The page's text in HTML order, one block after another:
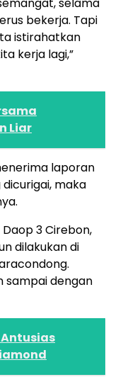
selama
bekerja. Tapi
istirahatkan
kerja lagi,”
Liar
laporan
maka
3 Cirebon,
dilakukan di
sampai dengan
Antusias